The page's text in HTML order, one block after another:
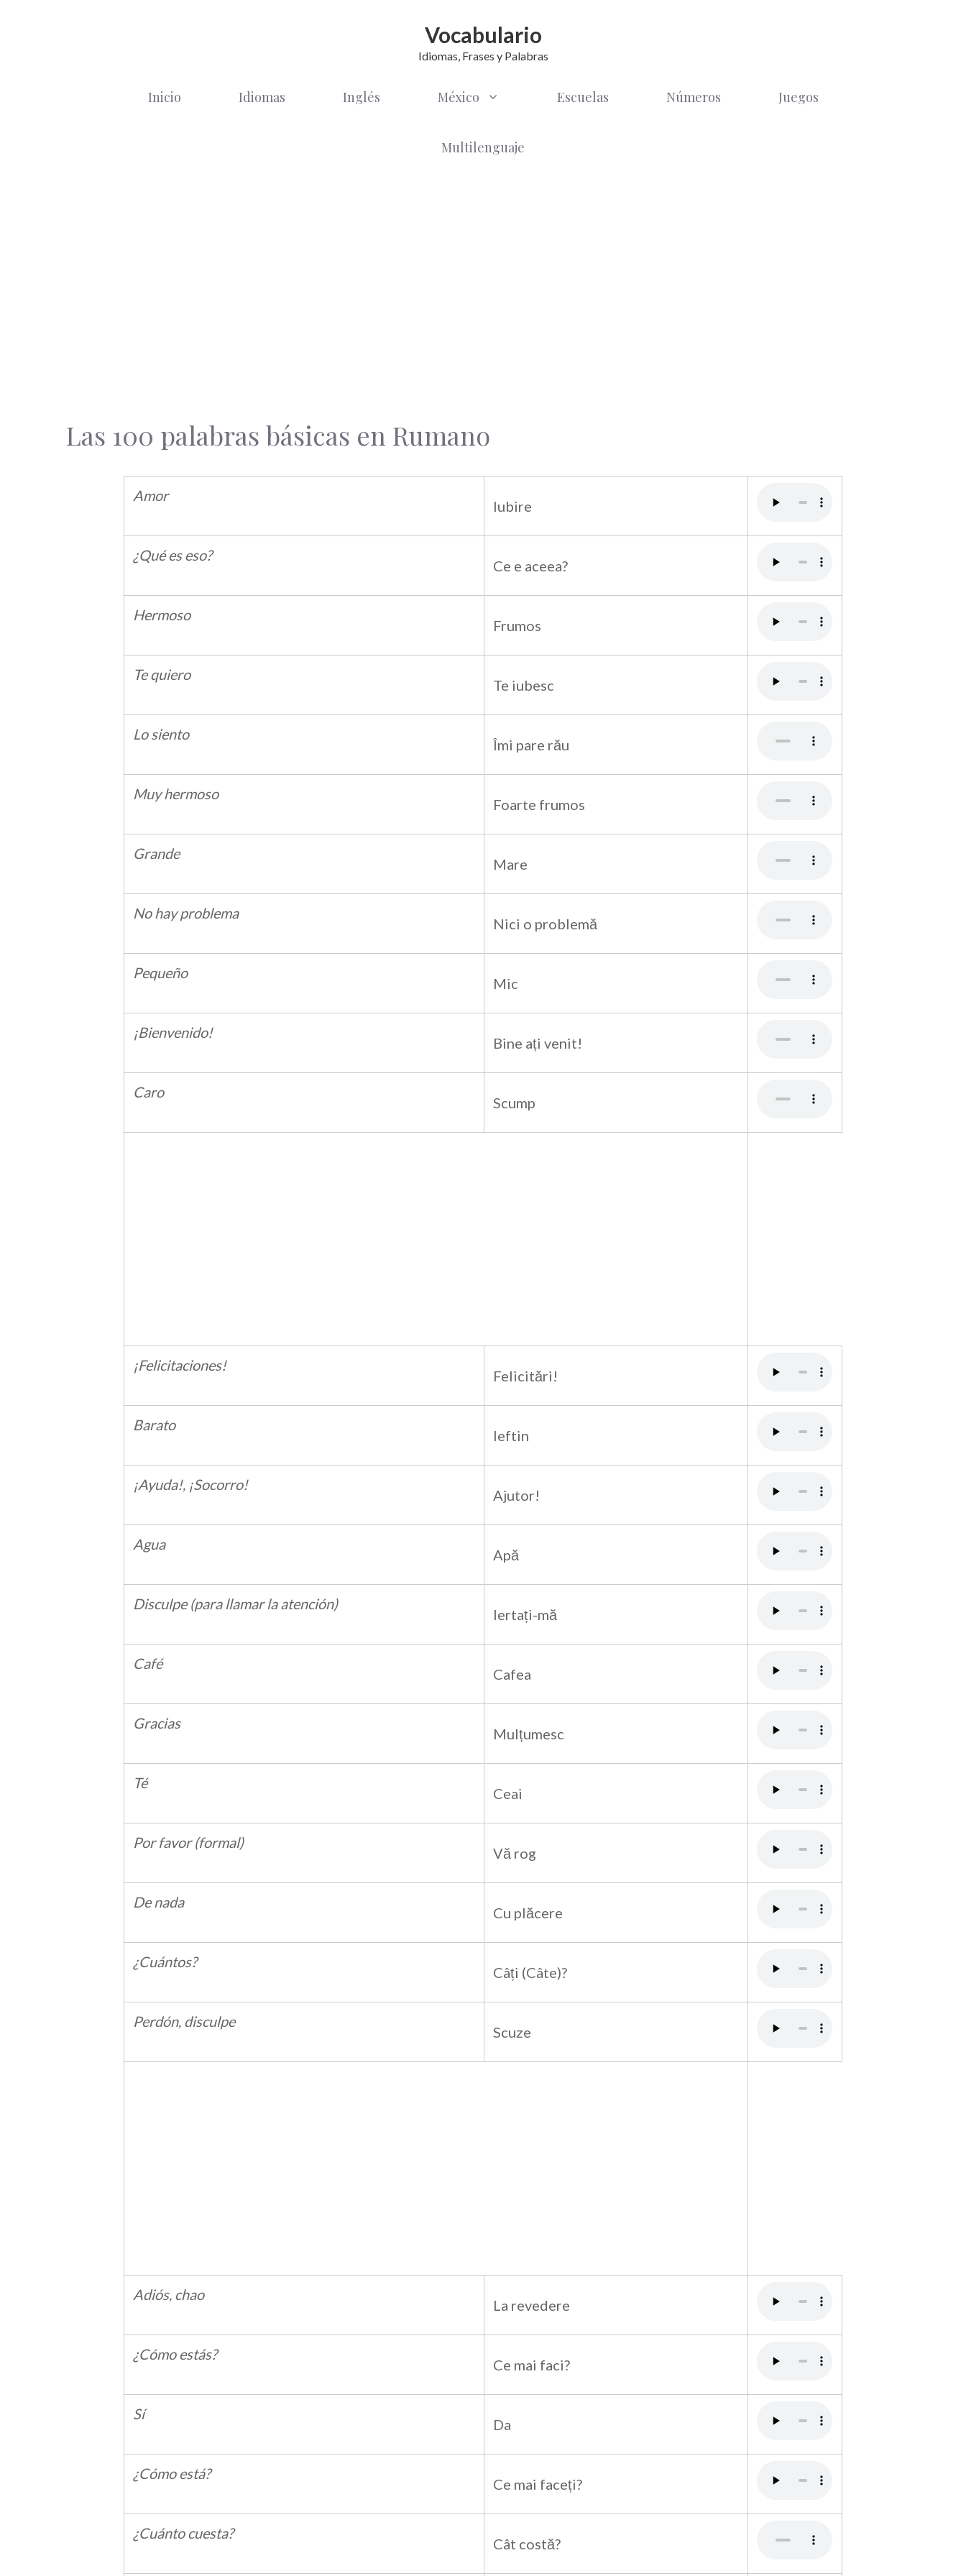
Vocabulario
Idiomas, Frases y Palabras
Inicio Idiomas Inglés México Escuelas Números Juegos
Multilenguaje
Las 100 palabras básicas en Rumano
Amor
Iubire
¿Qué es eso?
Ce e aceea?
Hermoso
Frumos
Te quiero
Te iubesc
Lo siento
Îmi pare rău
Muy hermoso
Foarte frumos
Grande
Mare
No hay problema
Nici o problemă
Pequeño
Mic
¡Bienvenido!
Bine ați venit!
Caro
Scump
¡Felicitaciones!
Felicitări!
Barato
Ieftin
¡Ayuda!, ¡Socorro!
Ajutor!
Agua
Apă
Disculpe (para llamar la atención)
Iertați-mă
Café
Cafea
Gracias
Mulțumesc
Té
Ceai
Por favor (formal)
Vă rog
De nada
Cu plăcere
¿Cuántos?
Câți (Câte)?
Perdón, disculpe
Scuze
Adiós, chao
La revedere
¿Cómo estás?
Ce mai faci?
Sí
Da
¿Cómo está?
Ce mai faceți?
¿Cuánto cuesta?
Cât costă?